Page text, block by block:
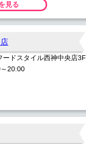
見る
ドスタイル西神中央店3F
20:00